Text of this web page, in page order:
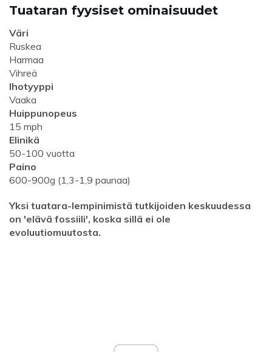
Tuataran fyysiset ominaisuudet
Väri
Ruskea
Harmaa
Vihreä
Ihotyyppi
Vaaka
Huippunopeus
15 mph
Elinikä
50-100 vuotta
Paino
600-900g (1,3-1,9 paunaa)
Yksi tuatara-lempinimistä tutkijoiden keskuudessa
on 'elävä fossiili', koska sillä ei ole
evoluutiomuutosta.